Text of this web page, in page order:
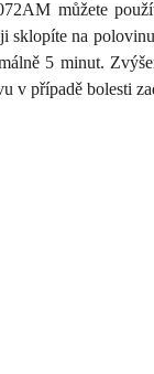
můžete
sklopíte na
5 minut.
v případě bolesti